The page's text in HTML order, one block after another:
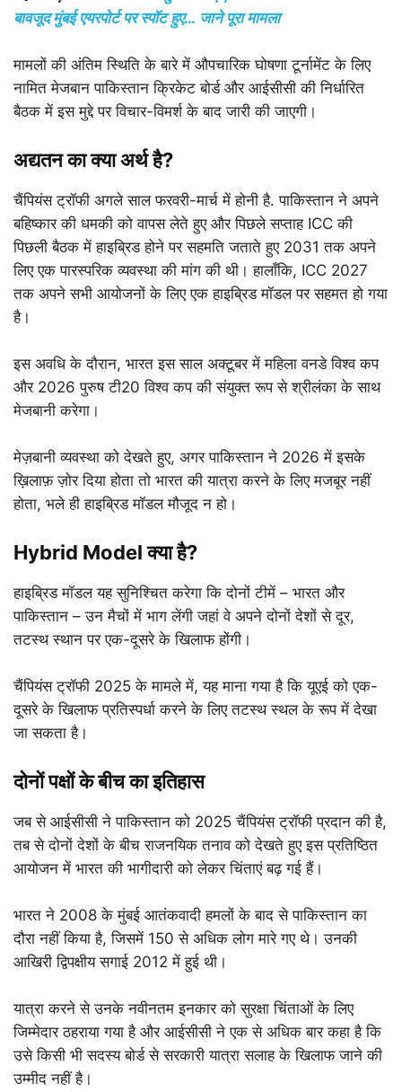
बावजूद मुंबई एयरपोर्ट पर स्पॉट हुए… जाने पूरा मामला
मामलों की अंतिम स्थिति के बारे में औपचारिक घोषणा टूर्नामेंट के लिए
नामित मेजबान पाकिस्तान क्रिकेट बोर्ड और आईसीसी की निर्धारित
बैठक में इस मुद्दे पर विचार-विमर्श के बाद जारी की जाएगी।
अद्यतन का क्या अर्थ है?
चैंपियंस ट्रॉफी अगले साल फरवरी-मार्च में होनी है. पाकिस्तान ने अपने
बहिष्कार की धमकी को वापस लेते हुए और पिछले सप्ताह ICC की
पिछली बैठक में हाइब्रिड होने पर सहमति जताते हुए 2031 तक अपने
लिए एक पारस्परिक व्यवस्था की मांग की थी। हालाँकि, ICC 2027
तक अपने सभी आयोजनों के लिए एक हाइब्रिड मॉडल पर सहमत हो गया
है।
इस अवधि के दौरान, भारत इस साल अक्टूबर में महिला वनडे विश्व कप
और 2026 पुरुष टी20 विश्व कप की संयुक्त रूप से श्रीलंका के साथ
मेजबानी करेगा।
मेज़बानी व्यवस्था को देखते हुए, अगर पाकिस्तान ने 2026 में इसके
ख़िलाफ़ ज़ोर दिया होता तो भारत की यात्रा करने के लिए मजबूर नहीं
होता, भले ही हाइब्रिड मॉडल मौजूद न हो।
Hybrid Model क्या है?
हाइब्रिड मॉडल यह सुनिश्चित करेगा कि दोनों टीमें – भारत और
पाकिस्तान – उन मैचों में भाग लेंगी जहां वे अपने दोनों देशों से दूर,
तटस्थ स्थान पर एक-दूसरे के खिलाफ होंगी।
चैंपियंस ट्रॉफी 2025 के मामले में, यह माना गया है कि यूएई को एक-
दूसरे के खिलाफ प्रतिस्पर्धा करने के लिए तटस्थ स्थल के रूप में देखा
जा सकता है।
दोनों पक्षों के बीच का इतिहास
जब से आईसीसी ने पाकिस्तान को 2025 चैंपियंस ट्रॉफी प्रदान की है,
तब से दोनों देशों के बीच राजनयिक तनाव को देखते हुए इस प्रतिष्ठित
आयोजन में भारत की भागीदारी को लेकर चिंताएं बढ़ गई हैं।
भारत ने 2008 के मुंबई आतंकवादी हमलों के बाद से पाकिस्तान का
दौरा नहीं किया है, जिसमें 150 से अधिक लोग मारे गए थे। उनकी
आखिरी द्विपक्षीय सगाई 2012 में हुई थी।
यात्रा करने से उनके नवीनतम इनकार को सुरक्षा चिंताओं के लिए
जिम्मेदार ठहराया गया है और आईसीसी ने एक से अधिक बार कहा है कि
उसे किसी भी सदस्य बोर्ड से सरकारी यात्रा सलाह के खिलाफ जाने की
उम्मीद नहीं है।